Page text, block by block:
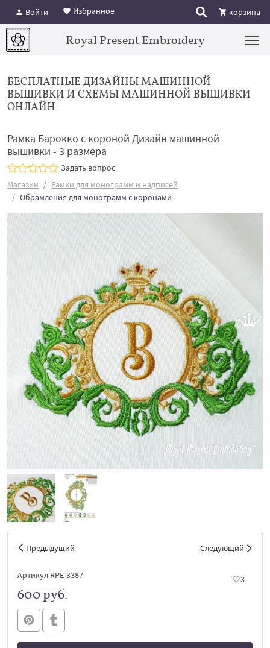
Войти Избранное корзина
Royal Present Embroidery
БЕСПЛАТНЫЕ ДИЗАЙНЫ МАШИННОЙ
ВЫШИВКИ И СХЕМЫ МАШИННОЙ ВЫШИВКИ
ОНЛАЙН
Рамка Барокко с короной Дизайн машинной
вышивки - 3 размера
Задать вопрос
Магазин
Рамки для монограмм и надписей
Обрамления для монограмм с коронами
Предыдущий Следующий
Артикул RPE-3387 3
600 руб.